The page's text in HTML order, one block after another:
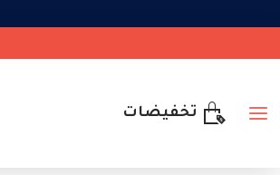
تخفيضات